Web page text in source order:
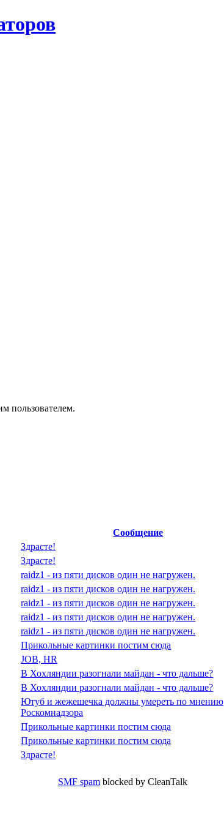
пользователем.
Сообщение
Здрасте!
Здрасте!
raidz1 - из пяти дисков один не нагружен.
raidz1 - из пяти дисков один не нагружен.
raidz1 - из пяти дисков один не нагружен.
raidz1 - из пяти дисков один не нагружен.
raidz1 - из пяти дисков один не нагружен.
Прикольные картинки постим сюда
JOB, HR
В Хохляндии разогнали майдан - что дальше?
В Хохляндии разогнали майдан - что дальше?
Ютуб и жежешечка должны умереть по мнению
Роскомнадзора
Прикольные картинки постим сюда
Прикольные картинки постим сюда
Здрасте!
SMF spamblocked by CleanTalk